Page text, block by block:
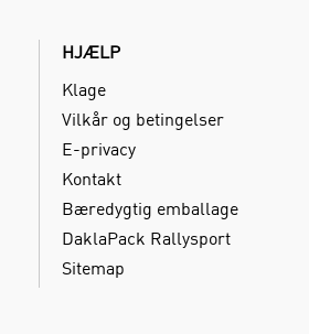
HJÆLP
Klage
Vilkår og betingelser
E-privacy
Kontakt
Bæredygtig emballage
DaklaPack Rallysport
Sitemap